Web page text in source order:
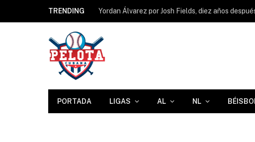
TRENDING Yordan Álvarez por Josh Fields, diez años
PORTADA LIGAS AL NL